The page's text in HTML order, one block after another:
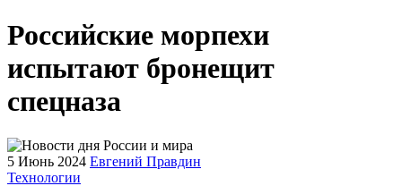
Российские морпехи
испытают бронещит
спецназа
5 Июнь 2024 Евгений Правдин
Технологии